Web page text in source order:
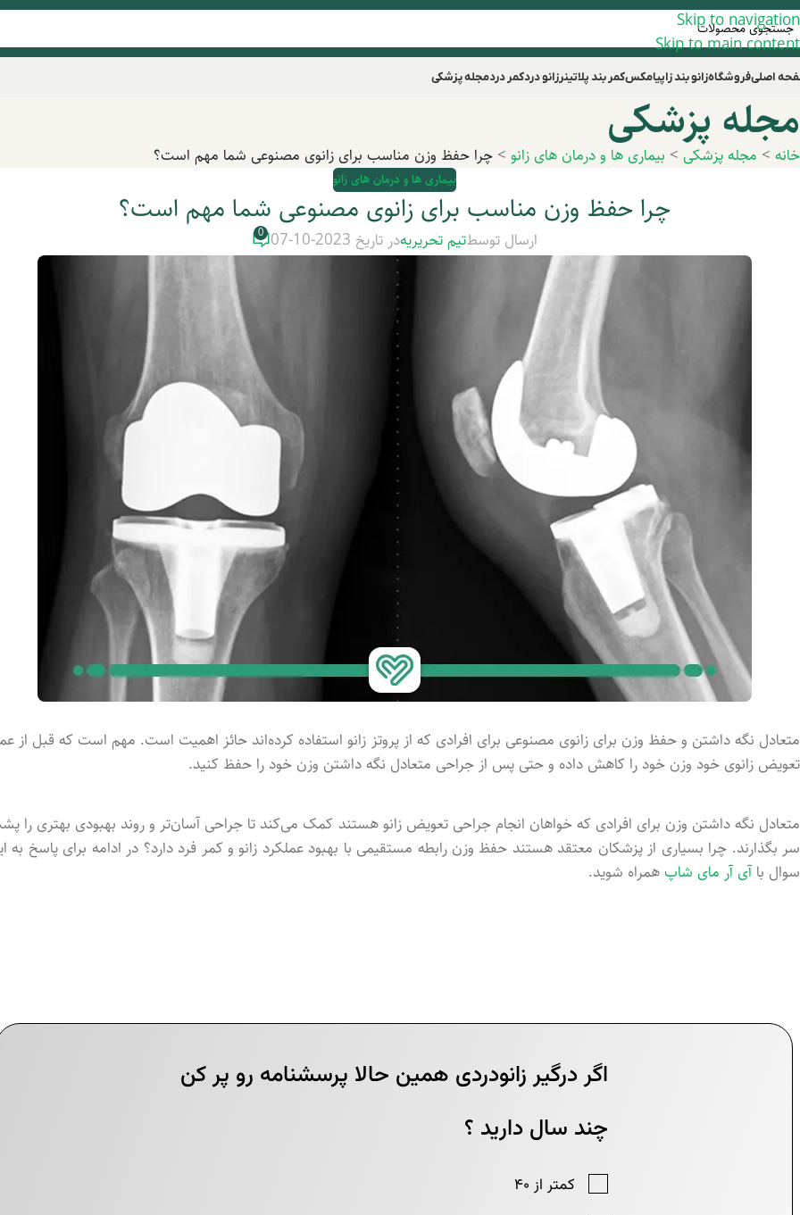
Skip to navigation
Skip to main content
اصلیفروشگاهزانو بند زاپیامکسکمر بند پلاتینرزانو دردکمر دردمجله پزشکی
مجله پزشکی
خانه > مجله پزشکی > بیماری ها و درمان های زانو > چرا حفظ وزن مناسب برای زانوی مصنوعی شما مهم است؟
بیماری ها و درمان های زانو
چرا حفظ وزن مناسب برای زانوی مصنوعی شما مهم است؟
ارسال توسطتیم تحریریهدر تاریخ 2023-10-07 0
متعادل نگه داشتن و حفظ وزن برای زانوی مصنوعی برای افرادی که از پروتز زانو استفاده کرده‌اند حائز اهمیت است. مهم است که قبل از
تعویض زانوی خود وزن خود را کاهش داده و حتی پس از جراحی متعادل نگه داشتن وزن خود را حفظ کنید.
متعادل نگه داشتن وزن برای افرادی که خواهان انجام جراحی تعویض زانو هستند کمک می‌کند تا جراحی آسان‌تر و روند بهبودی بهتری را
سر بگذارند. چرا بسیاری از پزشکان معتقد هستند حفظ وزن رابطه مستقیمی با بهبود عملکرد زانو و کمر فرد دارد؟ در ادامه برای پاسخ به
سوال باآی آر مای شاپ همراه شوید.